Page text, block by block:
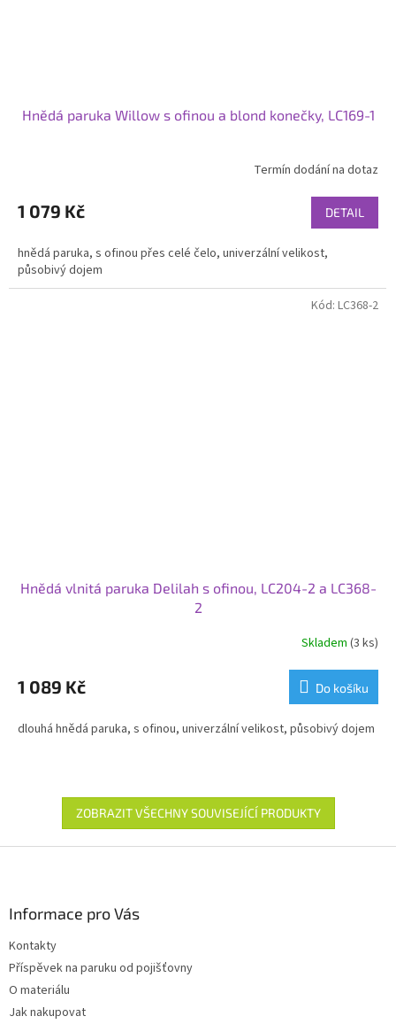
Hnědá paruka Willow s ofinou a blond konečky, LC169-1
Termín dodání na dotaz
1 079 Kč DETAIL
hnědá paruka, s ofinou přes celé čelo, univerzální velikost,
působivý dojem
Hnědá vlnitá paruka Delilah s ofinou, LC204-2 a LC368-
2
Skladem (3 ks)
1 089 Kč Do košíku
dlouhá hnědá paruka, s ofinou, univerzální velikost, působivý dojem
Kód: LC368-2
ZOBRAZIT VŠECHNY SOUVISEJÍCÍ PRODUKTY
Informace pro Vás
Kontakty
Příspěvek na paruku od pojišťovny
O materiálu
Jak nakupovat